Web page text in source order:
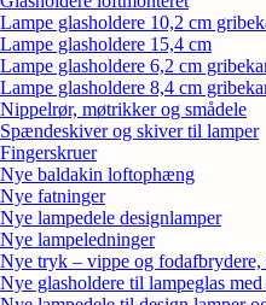
Lampe glasholdere 10,2 cm
Lampe glasholdere 15,4 cm
Lampe glasholdere 6,2 cm
Lampe glasholdere 8,4 cm
Nippelrør, møtrikker og smådele
Spændeskiver og skiver til lamper
Fingerskruer
Nye baldakin loftophæng
Nye fatninger
Nye lampedele designlamper
Nye lampeledninger
Nye tryk – vippe og fodafbrydere,
Nye glasholdere til lampeglas